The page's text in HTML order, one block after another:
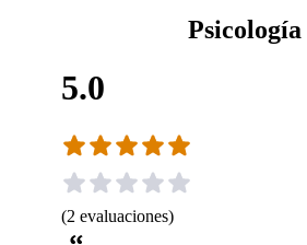
Psicología
5.0
(2 evaluaciones)